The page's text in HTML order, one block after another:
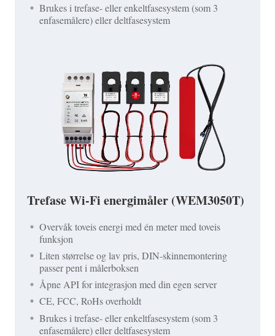
Brukes i trefase- eller enkeltfasesystem (som 3
enfasemålere) eller deltfasesystem
Trefase Wi-Fi energimåler (WEM3050T)
Overvåk toveis energi med én meter med toveis
funksjon
Liten størrelse og lav pris, DIN-skinnemontering
passer pent i målerboksen
Åpne API for integrasjon med din egen server
CE, FCC, RoHs overholdt
Brukes i trefase- eller enkeltfasesystem (som 3
enfasemålere) eller deltfasesystem